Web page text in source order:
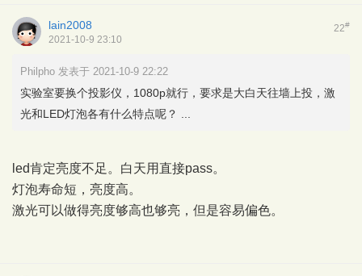
22#
lain2008
2021-10-9 23:10
Philpho 发表于 2021-10-9 22:22
实验室要换个投影仪，1080p就行，要求是大白天往墙上投，激
光和LED灯泡各有什么特点呢？ ...
led肯定亮度不足。白天用直接pass。
灯泡寿命短，亮度高。
激光可以做得亮度够高也够亮，但是容易偏色。